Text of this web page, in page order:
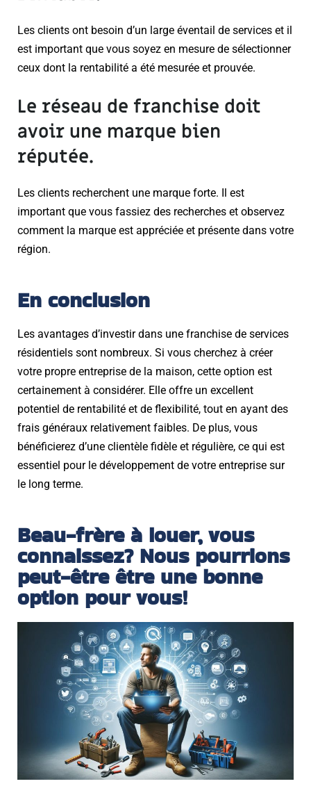
Les clients ont besoin d’un large éventail de services et il
est important que vous soyez en mesure de sélectionner
ceux dont la rentabilité a été mesurée et prouvée.
Le réseau de franchise doit
avoir une marque bien
réputée.
Les clients recherchent une marque forte. Il est
important que vous fassiez des recherches et observez
comment la marque est appréciée et présente dans votre
région.
En conclusion
Les avantages d’investir dans une franchise de services
résidentiels sont nombreux. Si vous cherchez à créer
votre propre entreprise de la maison, cette option est
certainement à considérer. Elle offre un excellent
potentiel de rentabilité et de flexibilité, tout en ayant des
frais généraux relativement faibles. De plus, vous
bénéficierez d’une clientèle fidèle et régulière, ce qui est
essentiel pour le développement de votre entreprise sur
le long terme.
Beau-frère à louer, vous
connaissez? Nous pourrions
peut-être être une bonne
option pour vous!